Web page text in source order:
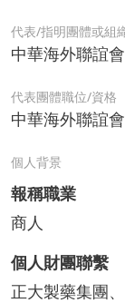
代表/指明團體或組
中華海外聯誼會
代表團體職位/資格
中華海外聯誼
個人背景
報稱職業
商人
個人財團聯繫
正大製藥集團